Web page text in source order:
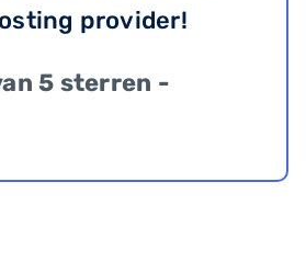
provider!
5 sterren -